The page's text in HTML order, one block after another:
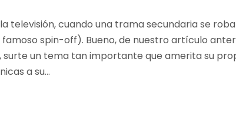
televisión, cuando una trama secundaria se
spin-off). Bueno, de nuestro artículo
surte un tema tan importante que amerita su
a su...